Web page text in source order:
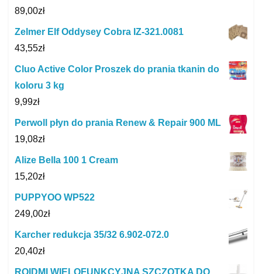
89,00zł
Zelmer Elf Oddysey Cobra IZ-321.0081
43,55zł
Cluo Active Color Proszek do prania tkanin do
koloru 3 kg
9,99zł
Perwoll płyn do prania Renew & Repair 900 ML
19,08zł
Alize Bella 100 1 Cream
15,20zł
PUPPYOO WP522
249,00zł
Karcher redukcja 35/32 6.902-072.0
20,40zł
ROIDMI WIELOFUNKCYJNA SZCZOTKA DO